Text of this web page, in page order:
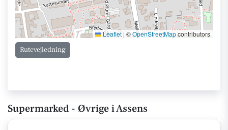
Leaflet | ©OpenStreetMapcontributors
Rutevejledning
Supermarked - Øvrige i Assens